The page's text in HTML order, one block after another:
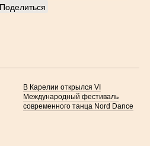
Поделиться
В Карелии открылся VI
Международный фестиваль
современного танца Nord Dance